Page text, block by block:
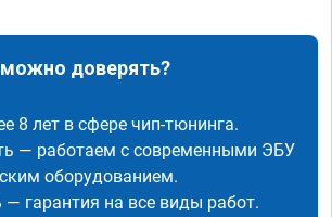
доверять?
8 лет в сфере чип-тюнинга.
— работаем с современными ЭБУ
оборудованием.
гарантия на все виды работ.